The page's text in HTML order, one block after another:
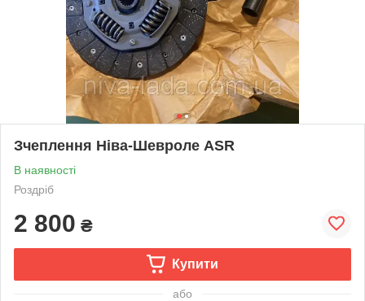
Зчеплення Ніва-Шевроле ASR
В наявності
Роздріб
2 800 ₴
Купити
або